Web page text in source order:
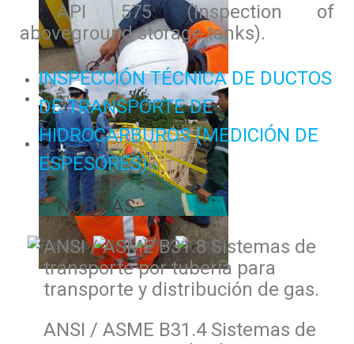
API 575 (Inspection of
aboveground storage tanks).
INSPECCIÓN TÉCNICA DE DUCTOS
DE TRANSPORTE DE
HIDROCARBUROS (MEDICIÓN DE
ESPESORES).
NORMAS:
ANSI / ASME B31.8 Sistemas de
transporte por tubería para
transporte y distribución de gas.
ANSI / ASME B31.4 Sistemas de